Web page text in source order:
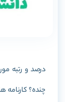
درصد و رتبه
چنده؟